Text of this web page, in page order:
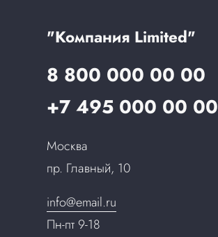
"Компания Limited"
8 800 000 00 00
+7 495 000 00 00
Москва
пр. Главный, 10
info@email.ru
Пн-пт 9-18